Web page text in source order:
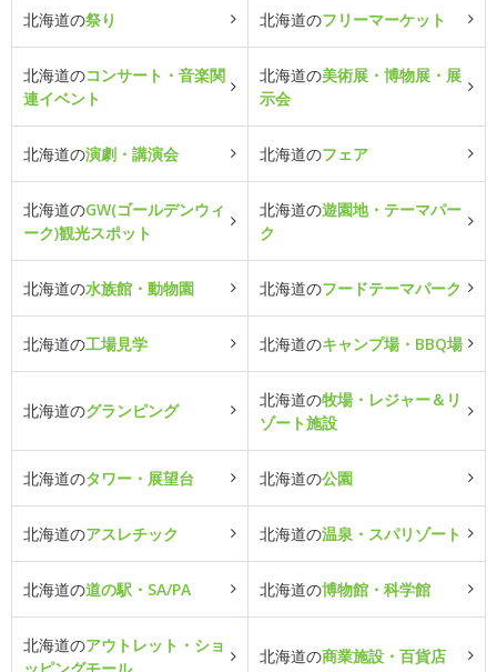
北海道の祭り 北海道のフリーマーケット
北海道のコンサート・音楽関
連イベント
北海道の美術展・博物展・展
示会
北海道の演劇・講演会 北海道のフェア
北海道のGW(ゴールデンウィ
ーク)観光スポット
北海道の遊園地・テーマパー
ク
北海道の水族館・動物園 北海道のフードテーマパーク
北海道の工場見学 北海道のキャンプ場・BBQ場
北海道のグランピング
北海道の牧場・レジャー＆リ
ゾート施設
北海道のタワー・展望台 北海道の公園
北海道のアスレチック 北海道の温泉・スパリゾート
北海道の道の駅・SA/PA 北海道の博物館・科学館
北海道のアウトレット・ショ
北海道の商業施設・百貨店